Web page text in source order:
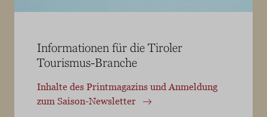
Informationen für die Tiroler
Tourismus-Branche
Inhalte des Printmagazins und Anmeldung
zum Saison-Newsletter